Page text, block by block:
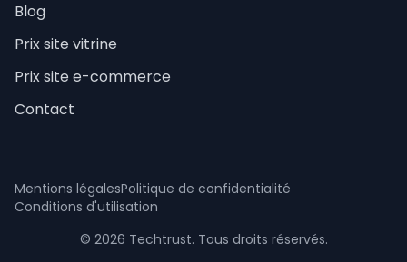
Blog
Prix site vitrine
Prix site e-commerce
Contact
Mentions légalesPolitique de confidentialité
Conditions d'utilisation
© 2026 Techtrust. Tous droits réservés.